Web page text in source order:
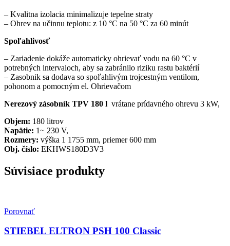
– Kvalitna izolacia minimalizuje tepelne straty
– Ohrev na učinnu teplotu: z 10 °C na 50 °C za 60 minút
Spoľahlivosť
– Zariadenie dokáže automaticky ohrievať vodu na 60 °C v
potrebných intervaloch, aby sa zabránilo riziku rastu baktérií
– Zasobnik sa dodava so spoľahlivým trojcestným ventilom,
pohonom a pomocným el. Ohrievačom
Nerezový zásobník TPV 180 l vrátane prídavného ohrevu 3 kW,
Objem: 180 litrov
Napätie: 1~ 230 V,
Rozmery: výška 1 1755 mm, priemer 600 mm
Obj. číslo: EKHWS180D3V3
Súvisiace produkty
Porovnať
STIEBEL ELTRON PSH 100 Classic